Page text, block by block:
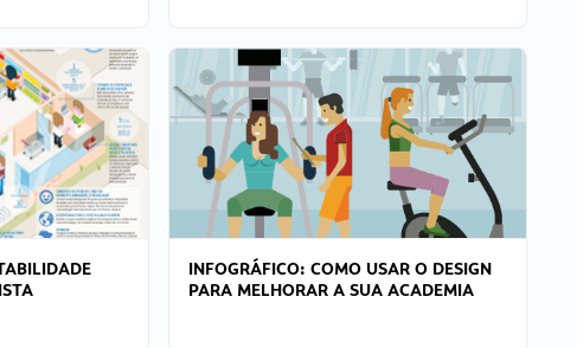
INFOGRÁFICO: COMO USAR O DESIGN
PARA MELHORAR A SUA ACADEMIA